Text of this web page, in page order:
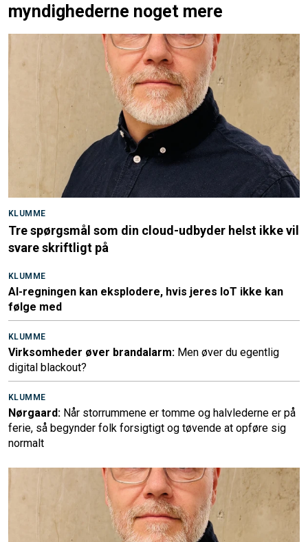
myndighederne noget mere
KLUMME
Tre spørgsmål som din cloud-udbyder helst ikke vil
svare skriftligt på
KLUMME
AI-regningen kan eksplodere, hvis jeres IoT ikke kan
følge med
KLUMME
Virksomheder øver brandalarm: Men øver du egentlig
digital blackout?
KLUMME
Nørgaard: Når storrummene er tomme og halvlederne er på
ferie, så begynder folk forsigtigt og tøvende at opføre sig
normalt